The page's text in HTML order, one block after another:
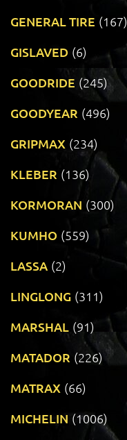
GENERAL TIRE (167)
GISLAVED (6)
GOODRIDE (245)
GOODYEAR (496)
GRIPMAX (234)
KLEBER (136)
KORMORAN (300)
KUMHO (559)
LASSA (2)
LINGLONG (311)
MARSHAL (91)
MATADOR (226)
MATRAX (66)
MICHELIN (1006)